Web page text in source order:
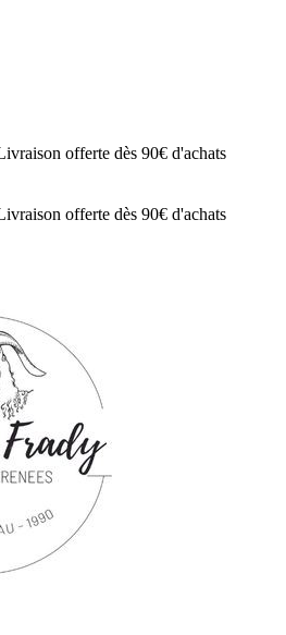
offerte dès 90€ d'achats
offerte dès 90€ d'achats